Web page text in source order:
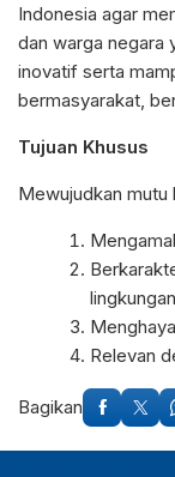
Indonesia agar
dan warga negara
inovatif serta
bermasyarakat,
Tujuan Khusus
Mewujudkan mutu
lingkungan
Relevan
Bagikan